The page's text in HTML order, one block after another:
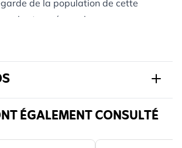
de la population de cette
qui est en régression.
: 35.5 x 21 x 12 cm
901260120
ÉGALEMENT CONSULTÉ